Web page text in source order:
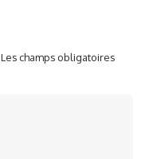
Les champs obligatoires